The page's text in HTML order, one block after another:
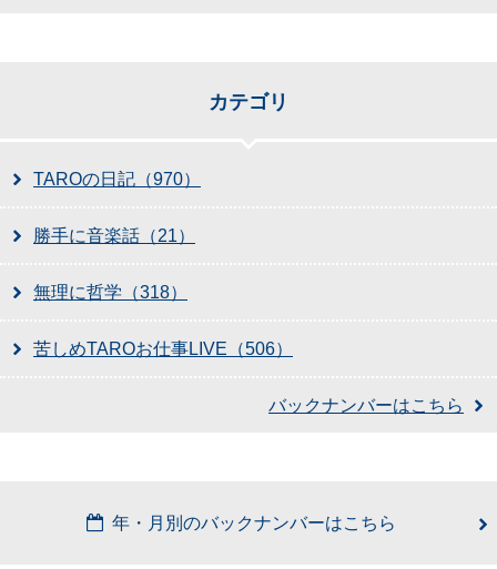
カテゴリ
TAROの日記（970）
勝手に音楽話（21）
無理に哲学（318）
苦しめTAROお仕事LIVE（506）
バックナンバーはこちら
年・月別のバックナンバーはこちら